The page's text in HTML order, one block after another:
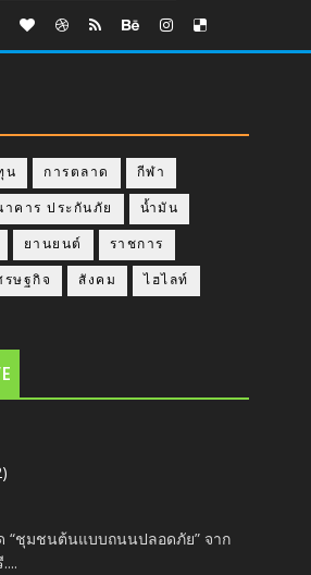
น การตลาด กีฬา
าคาร ประกันภัย น้ำมัน
ยานยนต์ ราชการ
รษฐกิจ สังคม ไฮไลท์
“ชุมชนต้นแบบถนนปลอดภัย” จาก